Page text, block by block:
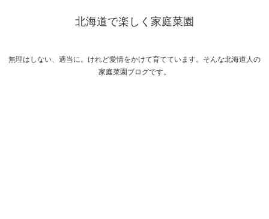
北海道で楽しく家庭菜園
無理はしない、適当に。けれど愛情をかけて育てています。そんな北海道人の
家庭菜園ブログです。